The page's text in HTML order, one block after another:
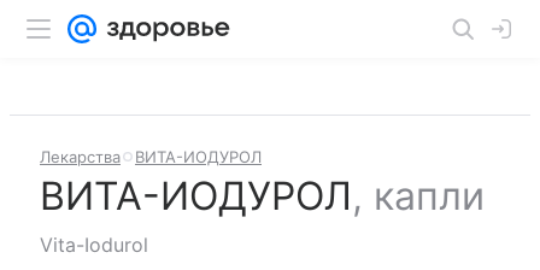
Лекарства ВИТА-ИОДУРОЛ
ВИТА-ИОДУРОЛ, капли
Vita-Iodurol